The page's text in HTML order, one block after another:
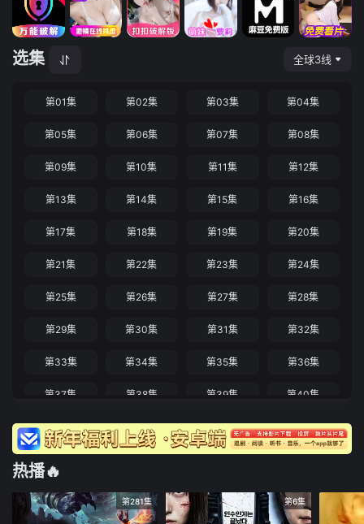
选集 全球3线
第01集 第02集 第03集 第04集
第05集 第06集 第07集 第08集
第09集 第10集 第11集 第12集
第13集 第14集 第15集 第16集
第17集 第18集 第19集 第20集
第21集 第22集 第23集 第24集
第25集 第26集 第27集 第28集
第29集 第30集 第31集 第32集
第33集 第34集 第35集 第36集
第37集 第38集 第39集 第40集
第41集 第42集 第43集 第44集
热播🔥
第281集 第6集